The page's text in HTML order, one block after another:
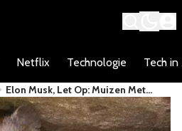
Netflix Technologie Tech in
Elon Musk, Let Op: Muizen Met
Hybride Brein Gecreëerd